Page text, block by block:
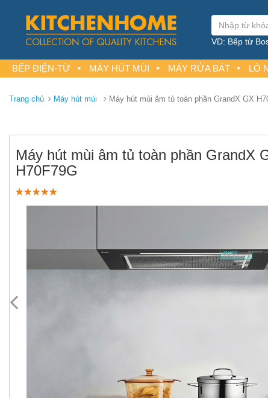
VD: Bếp từ
BẾP ĐIỆN-TỪ MÁY HÚT MÙI MÁY RỬA BÁT LÒ
Trang chủ Máy hút mùi Máy hút mùi âm tủ toàn phần GrandX GX
Máy hút mùi âm tủ toàn phần GrandX
H70F79G